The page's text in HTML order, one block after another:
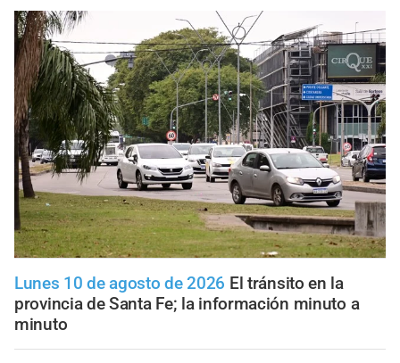
Lunes 10 de agosto de 2026 El tránsito en la
provincia de Santa Fe; la información minuto a
minuto